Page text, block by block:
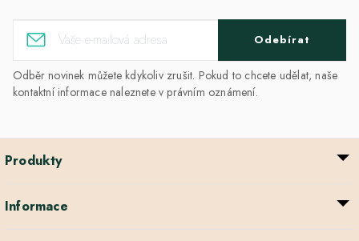
Odebírat
Odběr novinek můžete kdykoliv zrušit. Pokud to chcete udělat, naše
kontaktní informace naleznete v právním oznámení.
Produkty
Informace